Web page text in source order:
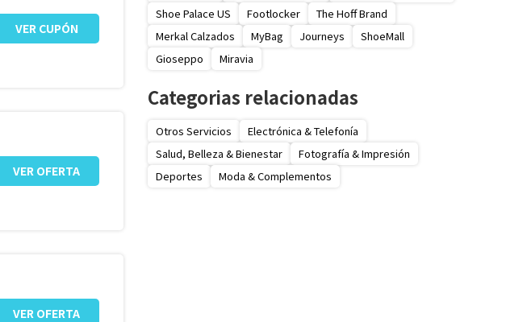
VER CUPÓN
VER OFERTA
VER OFERTA
Shoe Palace US
Footlocker
The Hoff Brand
Merkal Calzados
MyBag Journeys
ShoeMall
Gioseppo
Miravia
Categorias relacionadas
Otros Servicios
Electrónica & Telefonía
Salud, Belleza & Bienestar
Fotografía & Impresión
Deportes
Moda & Complementos